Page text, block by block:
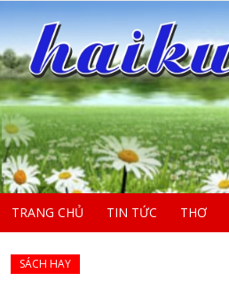
TRANG CHỦ TIN TỨC THƠ
SÁCH HAY